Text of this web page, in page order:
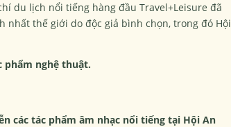
du lịch nổi tiếng hàng đầu Travel+Leisure đã
nhất thế giới do độc giả bình chọn, trong đó Hội
nghệ thuật.
các tác phẩm âm nhạc nổi tiếng tại Hội An